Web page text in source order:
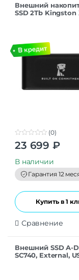
Внешний
SSD 2Tb Kingston
0
o
t
o
f
5
(0)
23 699 ₽
В наличии
Гарантия 12
Купить в 1
Сравнение
Внешний SSD A-
SC740, External,